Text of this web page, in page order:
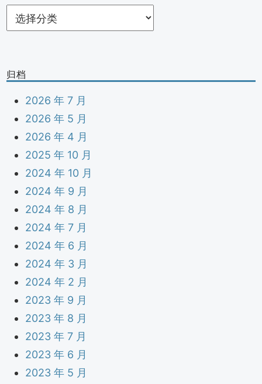
分
类
归档
2026 年 7 月
2026 年 5 月
2026 年 4 月
2025 年 10 月
2024 年 10 月
2024 年 9 月
2024 年 8 月
2024 年 7 月
2024 年 6 月
2024 年 3 月
2024 年 2 月
2023 年 9 月
2023 年 8 月
2023 年 7 月
2023 年 6 月
2023 年 5 月